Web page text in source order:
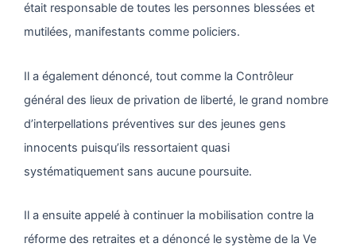
était responsable de toutes les personnes blessées et
mutilées, manifestants comme policiers.
Il a également dénoncé, tout comme la Contrôleur
général des lieux de privation de liberté, le grand nombre
d’interpellations préventives sur des jeunes gens
innocents puisqu’ils ressortaient quasi
systématiquement sans aucune poursuite.
Il a ensuite appelé à continuer la mobilisation contre la
réforme des retraites et a dénoncé le système de la Ve